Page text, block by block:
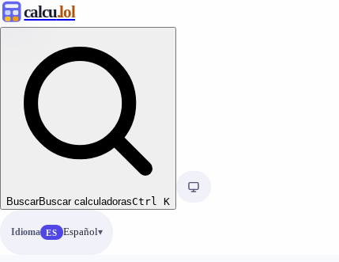
calcu.lol
BuscarBuscar calculadorasCtrl K
Idioma ES Español